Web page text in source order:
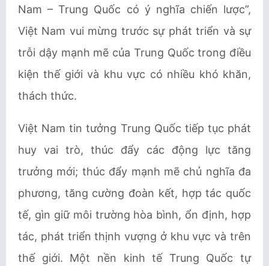
Nam – Trung Quốc có ý nghĩa chiến lược”,
Việt Nam vui mừng trước sự phát triển và sự
trỗi dậy mạnh mẽ của Trung Quốc trong điều
kiện thế giới và khu vực có nhiều khó khăn,
thách thức.
Việt Nam tin tưởng Trung Quốc tiếp tục phát
huy vai trò, thúc đẩy các động lực tăng
trưởng mới; thúc đẩy mạnh mẽ chủ nghĩa đa
phương, tăng cường đoàn kết, hợp tác quốc
tế, gìn giữ môi trường hòa bình, ổn định, hợp
tác, phát triển thịnh vượng ở khu vực và trên
thế giới. Một nền kinh tế Trung Quốc tự